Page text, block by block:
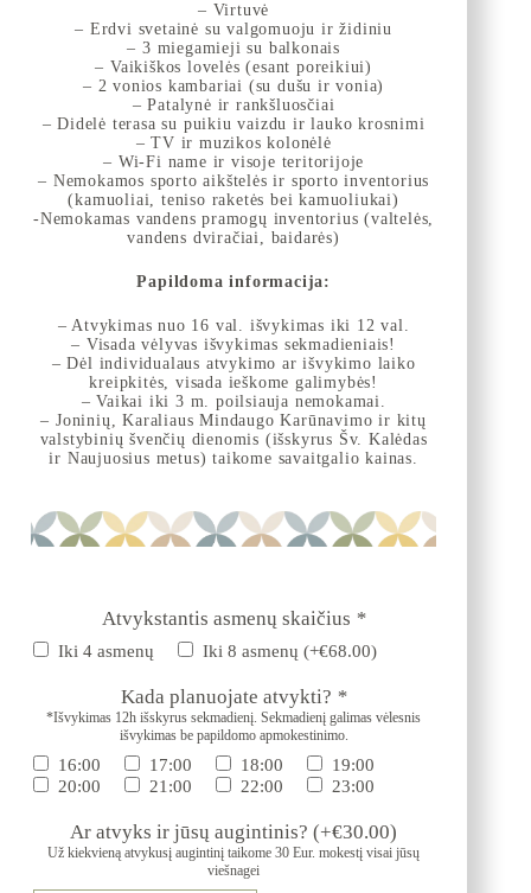
– Virtuvė
– Erdvi svetainė su valgomuoju ir židiniu
– 3 miegamieji su balkonais
– Vaikiškos lovelės (esant poreikiui)
– 2 vonios kambariai (su dušu ir vonia)
– Patalynė ir rankšluosčiai
– Didelė terasa su puikiu vaizdu ir lauko krosnimi
– TV ir muzikos kolonėlė
– Wi-Fi name ir visoje teritorijoje
– Nemokamos sporto aikštelės ir sporto inventorius
(kamuoliai, teniso raketės bei kamuoliukai)
-Nemokamas vandens pramogų inventorius (valtelės,
vandens dviračiai, baidarės)
Papildoma informacija:
– Atvykimas nuo 16 val. išvykimas iki 12 val.
– Visada vėlyvas išvykimas sekmadieniais!
– Dėl individualaus atvykimo ar išvykimo laiko
kreipkitės, visada ieškome galimybės!
– Vaikai iki 3 m. poilsiauja nemokamai.
– Joninių, Karaliaus Mindaugo Karūnavimo ir kitų
valstybinių švenčių dienomis (išskyrus Šv. Kalėdas
ir Naujuosius metus) taikome savaitgalio kainas.
Atvykstantis asmenų skaičius *
Iki 4 asmenų Iki 8 asmenų (+€68.00)
Kada planuojate atvykti? *
*Išvykimas 12h išskyrus sekmadienį. Sekmadienį galimas vėlesnis
išvykimas be papildomo apmokestinimo.
16:00 17:00 18:00
19:00
20:00
21:00 22:00 23:00
Ar atvyks ir jūsų augintinis?(+€30.00)
Už kiekvieną atvykusį augintinį taikome 30 Eur. mokestį visai jūsų
viešnagei